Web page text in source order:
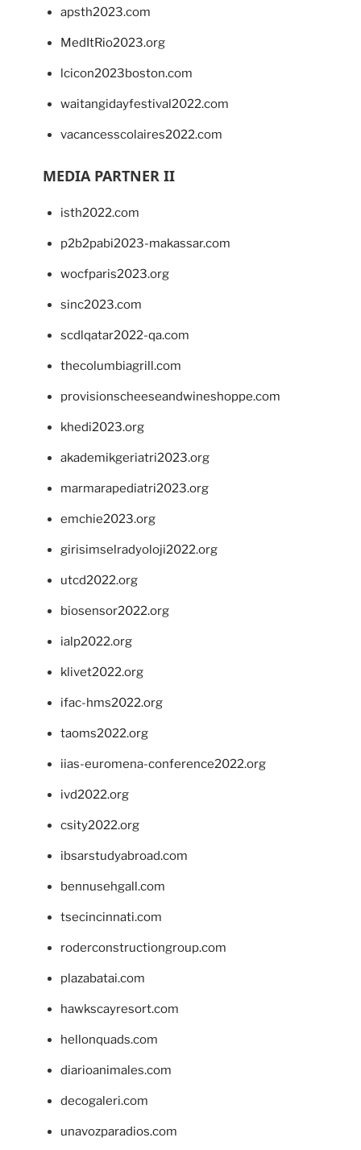
apsth2023.com
MedItRio2023.org
lcicon2023boston.com
waitangidayfestival2022.com
vacancesscolaires2022.com
MEDIA PARTNER II
isth2022.com
p2b2pabi2023-makassar.com
wocfparis2023.org
sinc2023.com
scdlqatar2022-qa.com
thecolumbiagrill.com
provisionscheeseandwineshoppe.com
khedi2023.org
akademikgeriatri2023.org
marmarapediatri2023.org
emchie2023.org
girisimselradyoloji2022.org
utcd2022.org
biosensor2022.org
ialp2022.org
klivet2022.org
ifac-hms2022.org
taoms2022.org
iias-euromena-conference2022.org
ivd2022.org
csity2022.org
ibsarstudyabroad.com
bennusehgall.com
tsecincinnati.com
roderconstructiongroup.com
plazabatai.com
hawkscayresort.com
hellonquads.com
diarioanimales.com
decogaleri.com
unavozparadios.com